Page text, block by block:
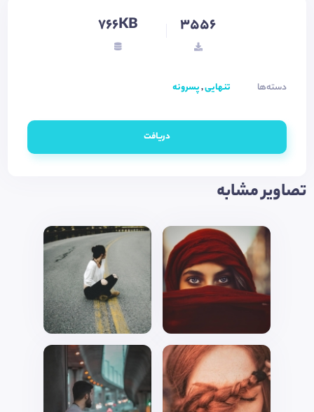
3556
766KB
دسته‌ها تنهایی,پسرونه
دریافت
تصاویر مشابه